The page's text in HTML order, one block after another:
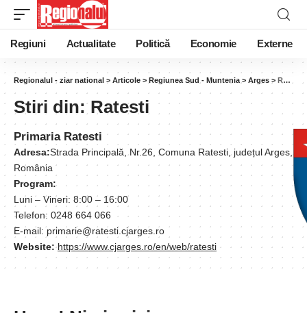
Regiuni Actualitate Politică Economie Externe
Regionalul - ziar national > Articole > Regiunea Sud - Muntenia > Arges > Ratesti
Stiri din:Ratesti
Primaria Ratesti
Adresa:Strada Principală, Nr.26, Comuna Ratesti, județul Arges,
România
Program:
Luni – Vineri: 8:00 – 16:00
Telefon: 0248 664 066
E-mail: primarie@ratesti.cjarges.ro
Website: https://www.cjarges.ro/en/web/ratesti